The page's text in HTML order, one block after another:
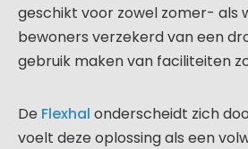
geschikt voor zowel zomer- als
bewoners verzekerd van een
gebruik maken van faciliteiten
De Flexhal onderscheidt zich
voelt deze oplossing als een